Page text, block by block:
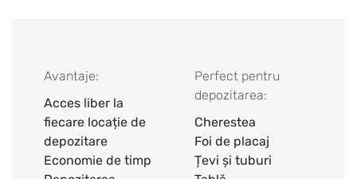
Avantaje:
Acces liber la
fiecare locație de
depozitare
Economie de timp
Perfect pentru
depozitarea:
Cherestea
Foi de placaj
Țevi și tuburi